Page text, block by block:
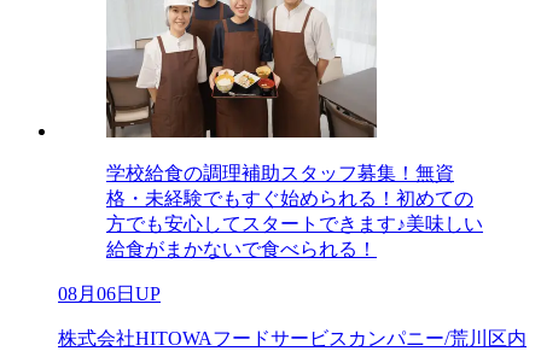
学校給食の調理補助スタッフ募集！無資
格・未経験でもすぐ始められる！初めての
方でも安心してスタートできます♪美味しい
給食がまかないで食べられる！
08月06日UP
株式会社HITOWAフードサービスカンパニー/荒川区内